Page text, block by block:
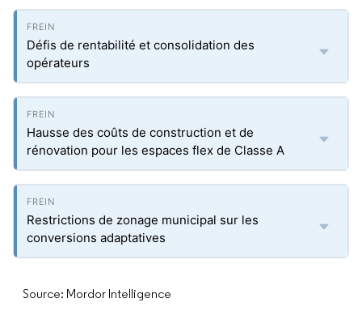
Défis de rentabilité et consolidation des
opérateurs
Hausse des coûts de construction et de
rénovation pour les espaces flex de Classe A
Restrictions de zonage municipal sur les
conversions adaptatives
Source: Mordor Intelligence